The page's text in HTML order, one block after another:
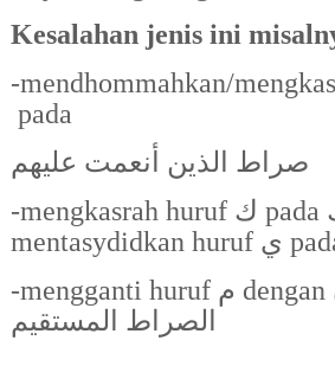
Kesalahan jenis ini
-mendhommahkan/
pada
صراط الذين أنعمت عليهم
-mengkasrah huruf ك pada
mentasydidkan huruf ي
-mengganti huruf م dengan
الصراط المستقيم